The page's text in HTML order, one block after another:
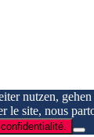
nutzen,
site, nous